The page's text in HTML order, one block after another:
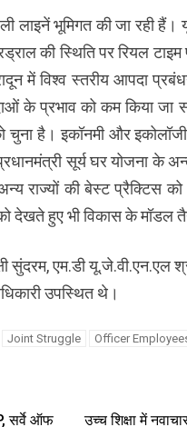
लाइनें भूमिगत की जा रही हैं।
की स्थिति पर रियल
में विश्व स्तरीय आपदा
के प्रभाव को कम किया जा
है। इकॉनमी और
सूर्य घर योजना के
राज्यों की बेस्ट प्रैक्टिस
देखते हुए भी विकास के मॉडल
सुंदरम, एम.डी यू.जे.वी.एन.एल
उपस्थित थे।
Joint Struggle Officer
सर्वे ऑफ
उच्च शिक्षा में